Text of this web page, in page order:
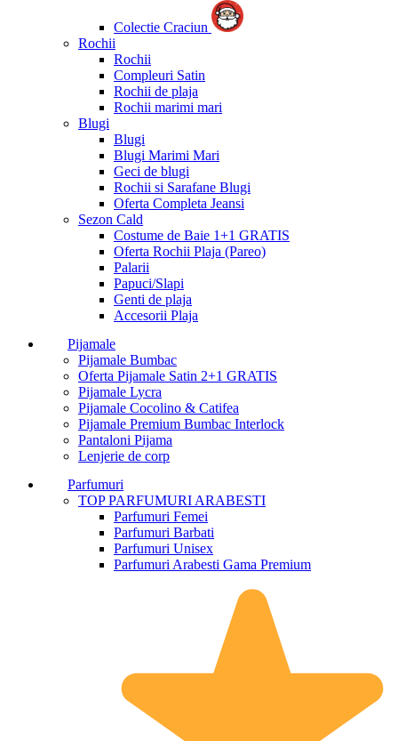
Colectie Craciun
Rochii
Rochii
Compleuri Satin
Rochii de plaja
Rochii marimi mari
Blugi
Blugi
Blugi Marimi Mari
Geci de blugi
Rochii si Sarafane Blugi
Oferta Completa Jeansi
Sezon Cald
Costume de Baie 1+1 GRATIS
Oferta Rochii Plaja (Pareo)
Palarii
Papuci/Slapi
Genti de plaja
Accesorii Plaja
Pijamale
Pijamale Bumbac
Oferta Pijamale Satin 2+1 GRATIS
Pijamale Lycra
Pijamale Cocolino & Catifea
Pijamale Premium Bumbac Interlock
Pantaloni Pijama
Lenjerie de corp
Parfumuri
TOP PARFUMURI ARABESTI
Parfumuri Femei
Parfumuri Barbati
Parfumuri Unisex
Parfumuri Arabesti Gama Premium